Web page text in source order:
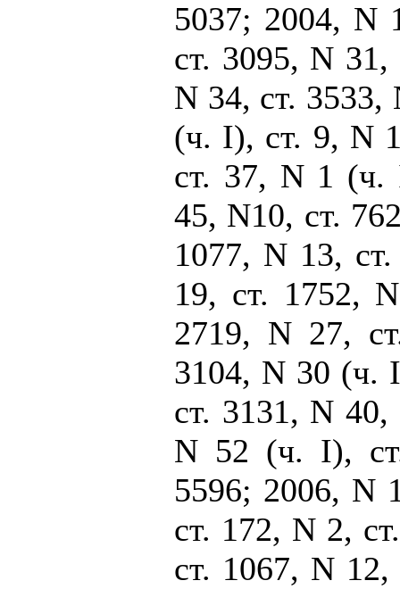
5037; 2004, N
ст. 3095, N
N 34, ст. 3533,
(ч. I), ст. 9, N
ст. 37, N 1
45, N10, ст.
1077, N 13,
19, ст. 1752,
2719, N 27,
3104, N 30 (ч.
ст. 3131, N
N 52 (ч. I),
5596; 2006, N
ст. 172, N 2,
ст. 1067, N